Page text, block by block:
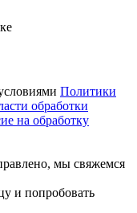
Политики
обработки
на обработку
мы свяжемся
и попробовать